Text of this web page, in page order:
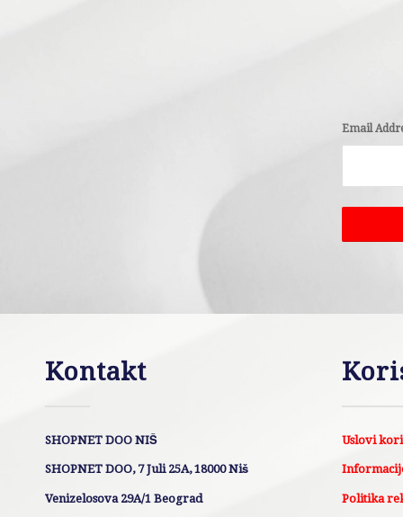
Email
Kontakt
SHOPNET DOO NIŠ
SHOPNET DOO, 7 Juli 25A, 18000 Niš
Venizelosova 29A/1 Beograd
Uslovi
Politika